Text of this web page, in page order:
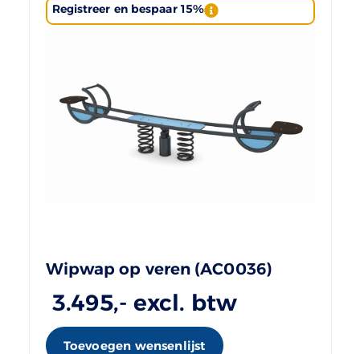
Registreer en bespaar 15%
Wipwap op veren (AC0036)
3.495,- excl. btw
Toevoegen wensenlijst